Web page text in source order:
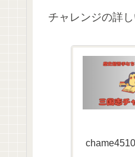
チャレンジの詳